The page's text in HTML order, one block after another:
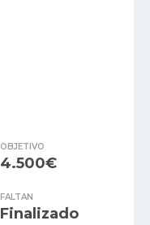
OBJETIVO
4.500€
FALTAN
Finalizado